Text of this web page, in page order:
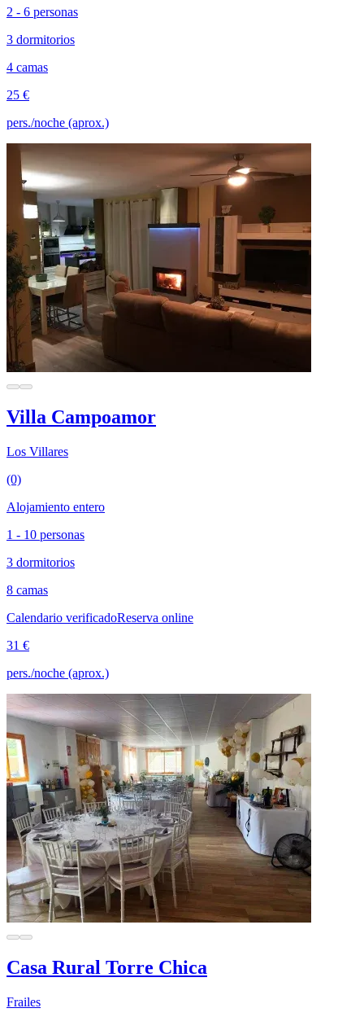
2 - 6 personas
3 dormitorios
4 camas
25 €
pers./noche (aprox.)
Villa Campoamor
Los Villares
(0)
Alojamiento entero
1 - 10 personas
3 dormitorios
8 camas
Calendario verificadoReserva online
31 €
pers./noche (aprox.)
Casa Rural Torre Chica
Frailes